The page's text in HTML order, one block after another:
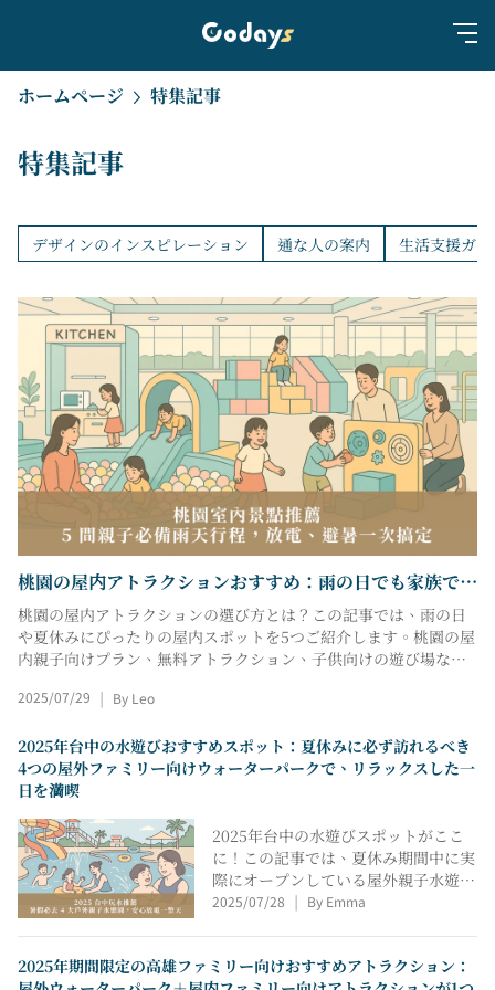
ホームページ 特集記事
特集記事
デザインのインスピレーション 通な人の案内 生活支援ガ
桃園の屋内アトラクションおすすめ：雨の日でも家族で楽
しめるおすすめスポット5選
桃園の屋内アトラクションの選び方とは？この記事では、雨の日
や夏休みにぴったりの屋内スポットを5つご紹介します。桃園の屋
内親子向けプラン、無料アトラクション、子供向けの遊び場な
の価格情報、年齢制限、予約方法、アクティビティのハイライト
対策として計画する場合でも、出発前にこの記事をお読みくださ
い。
2025/07/29 | By Leo
2025年台中の水遊びおすすめスポット：夏休みに必ず訪れるべき
4つの屋外ファミリー向けウォーターパークで、リラックスした一
日を満喫
2025年台中の水遊びスポットがここ
に！この記事では、夏休み期間中に実
際にオープンしている屋外親子水遊び
スペースを厳選しました。ウォーター
適なスポットをご紹介します。チケッ
2025/07/28 | By Emma
2025年期間限定の高雄ファミリー向けおすすめアトラクション：